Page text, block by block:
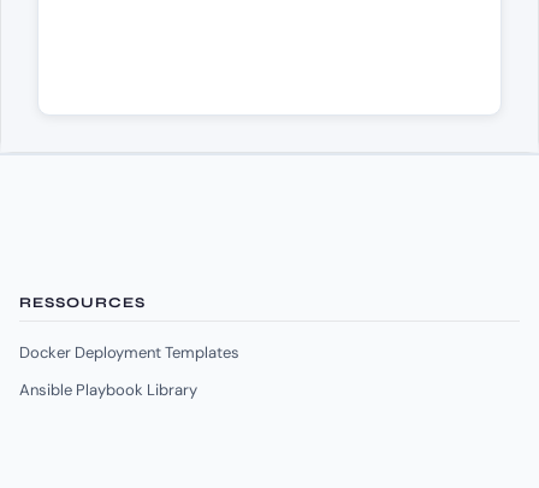
RESSOURCES
Docker Deployment Templates
Ansible Playbook Library